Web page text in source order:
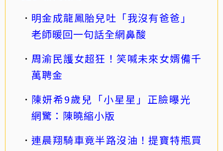
明金成龍鳳胎兒吐「我沒有爸爸」
老師暖回一句話全網鼻酸
周渝民護女超狂！笑喊未來女婿備千
萬聘金
陳妍希9歲兒「小星星」正臉曝光
網驚：陳曉縮小版
連晨翔騎車竟半路沒油！提寶特瓶買